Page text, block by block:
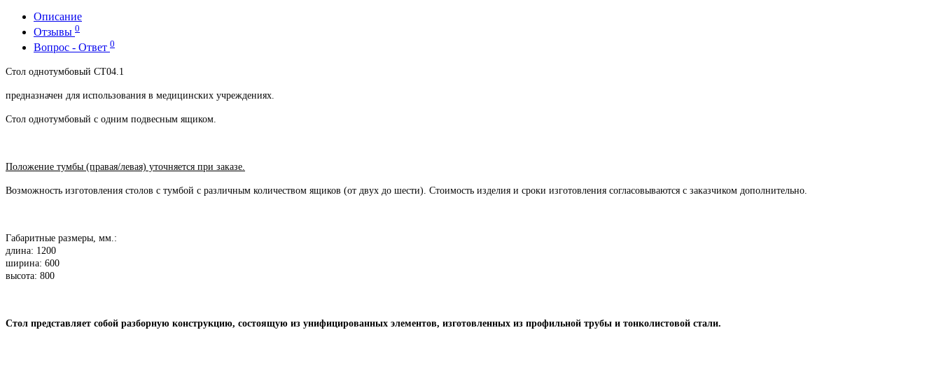
Описание
Отзывы 0
Вопрос - Ответ 0
Стол однотумбовый СТ04.1
предназначен для использования в медицинских учреждениях.
Стол однотумбовый с одним подвесным ящиком.
Положение тумбы (правая/левая) уточняется при заказе.
Возможность изготовления столов с тумбой с различным количеством ящиков (от двух до шести). Стоимость изделия и сроки изготовления согласовываются с заказчиком дополнительно.
Габаритные размеры, мм.:
длина: 1200
ширина: 600
высота: 800
Стол представляет собой разборную конструкцию, состоящую из унифицированных элементов, изготовленных из профильной трубы и тонколистовой стали.